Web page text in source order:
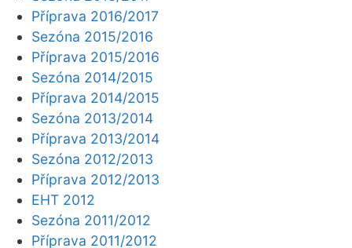
Příprava 2016/2017
Sezóna 2015/2016
Příprava 2015/2016
Sezóna 2014/2015
Příprava 2014/2015
Sezóna 2013/2014
Příprava 2013/2014
Sezóna 2012/2013
Příprava 2012/2013
EHT 2012
Sezóna 2011/2012
Příprava 2011/2012